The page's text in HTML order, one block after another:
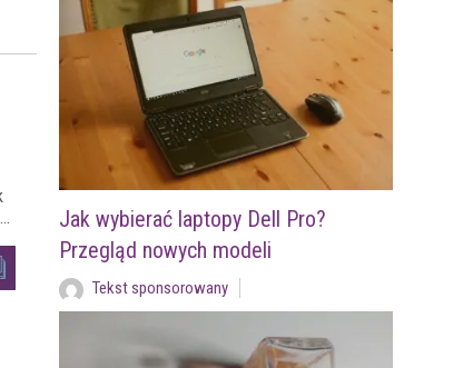
Jak wybierać laptopy Dell Pro?
Przegląd nowych modeli
Tekst sponsorowany